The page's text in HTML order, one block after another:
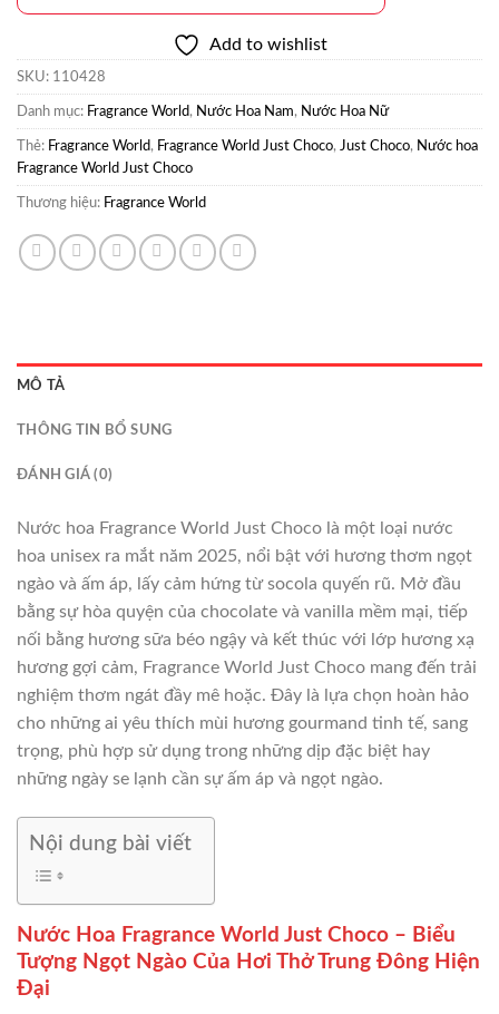
Add to wishlist
SKU: 110428
Danh mục: Fragrance World, Nước Hoa Nam, Nước Hoa Nữ
Thẻ: Fragrance World, Fragrance World Just Choco, Just Choco, Nước hoa
Fragrance World Just Choco
Thương hiệu: Fragrance World
MÔ TẢ
THÔNG TIN BỔ SUNG
ĐÁNH GIÁ (0)
Nước hoa Fragrance World Just Choco là một loại nước
hoa unisex ra mắt năm 2025, nổi bật với hương thơm ngọt
ngào và ấm áp, lấy cảm hứng từ socola quyến rũ. Mở đầu
bằng sự hòa quyện của chocolate và vanilla mềm mại, tiếp
nối bằng hương sữa béo ngậy và kết thúc với lớp hương xạ
hương gợi cảm, Fragrance World Just Choco mang đến trải
nghiệm thơm ngát đầy mê hoặc. Đây là lựa chọn hoàn hảo
cho những ai yêu thích mùi hương gourmand tinh tế, sang
trọng, phù hợp sử dụng trong những dịp đặc biệt hay
những ngày se lạnh cần sự ấm áp và ngọt ngào.
Nội dung bài viết
Nước Hoa Fragrance World Just Choco – Biểu
Tượng Ngọt Ngào Của Hơi Thở Trung Đông Hiện
Đại